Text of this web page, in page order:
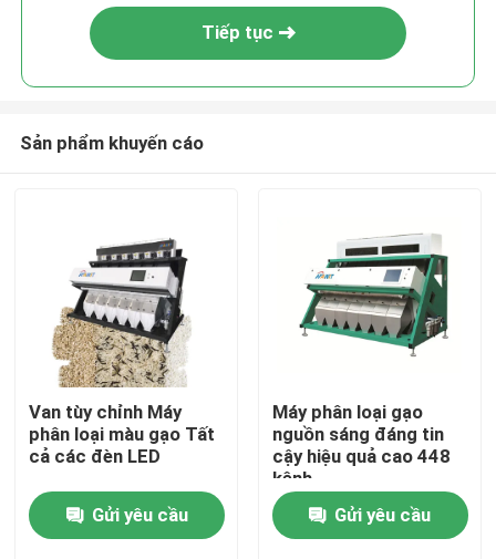
Trang Chủ
Tiếp tục
Sản phẩm khuyến cáo
Van tùy chỉnh Máy
phân loại màu gạo Tất
cả các đèn LED
Gửi yêu cầu
Máy phân loại gạo
nguồn sáng đáng tin
cậy hiệu quả cao 448
kênh
Gửi yêu cầu